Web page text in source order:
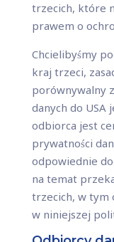
trzecich, które
prawem o
Chcielibyśmy
kraj trzeci,
porównywalny
danych do USA
odbiorca jest
prywatności
odpowiednie
na temat
trzecich, w tym
w niniejszej